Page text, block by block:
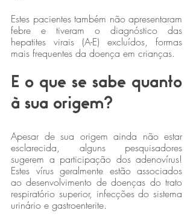
Estes pacientes também não apresentaram
febre e tiveram o diagnóstico das
hepatites virais (A-E) excluídos, formas
mais frequentes da doença em crianças.
E o que se sabe quanto
à sua origem?
Apesar de sua origem ainda não estar
esclarecida, alguns pesquisadores
sugerem a participação dos adenovírus!
Estes vírus geralmente estão associados
ao desenvolvimento de doenças do trato
respiratório superior, infecções do sistema
urinário e gastroenterite.